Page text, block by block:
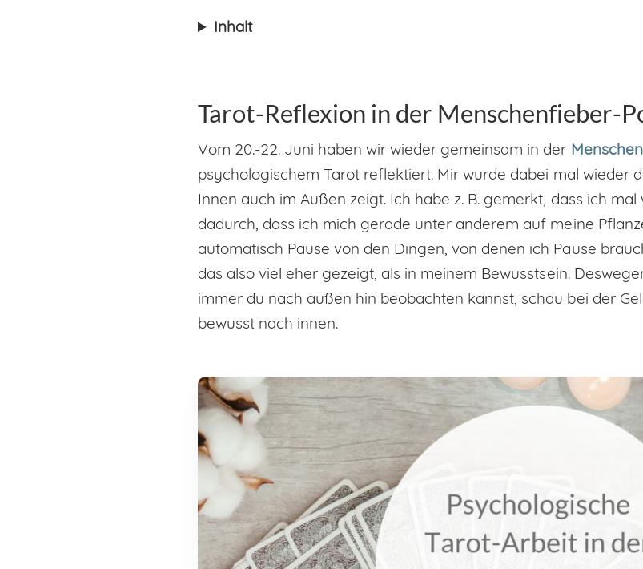
Inhalt
Tarot-Reflexion in der Menschenfieber-
Vom 20.-22. Juni haben wir wieder gemeinsam in der
psychologischem Tarot reflektiert. Mir wurde dabei mal wieder
Innen auch im Außen zeigt. Ich habe z. B. gemerkt, dass ich
dadurch, dass ich mich gerade unter anderem auf meine
automatisch Pause von den Dingen, von denen ich Pause
das also viel eher gezeigt, als in meinem Bewusstsein.
immer du nach außen hin beobachten kannst, schau bei der
bewusst nach innen.